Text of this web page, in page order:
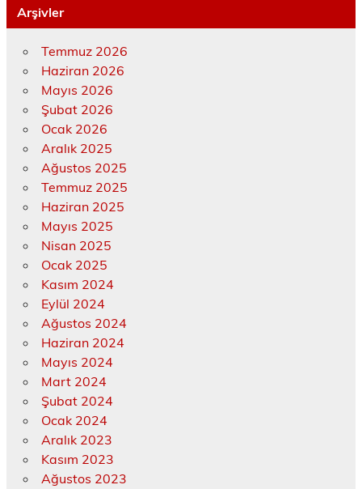
Arşivler
Temmuz 2026
Haziran 2026
Mayıs 2026
Şubat 2026
Ocak 2026
Aralık 2025
Ağustos 2025
Temmuz 2025
Haziran 2025
Mayıs 2025
Nisan 2025
Ocak 2025
Kasım 2024
Eylül 2024
Ağustos 2024
Haziran 2024
Mayıs 2024
Mart 2024
Şubat 2024
Ocak 2024
Aralık 2023
Kasım 2023
Ağustos 2023